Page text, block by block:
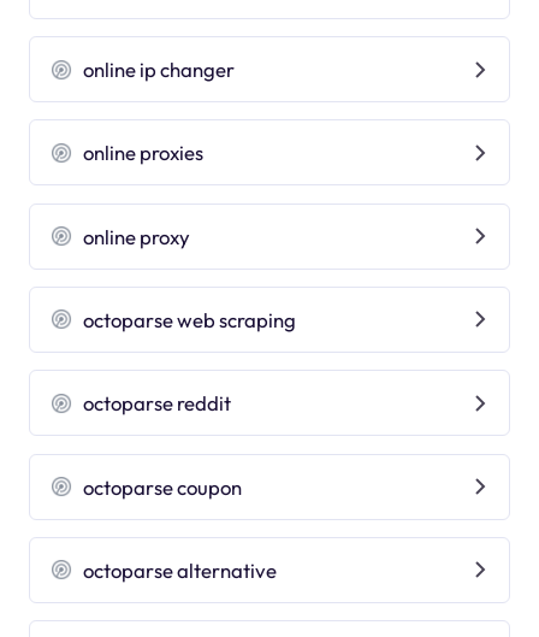
online ip changer
online proxies
online proxy
octoparse web scraping
octoparse reddit
octoparse coupon
octoparse alternative